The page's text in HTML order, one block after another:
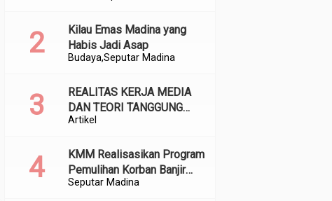
BudayaSeputar Madina
Kilau Emas Madina yang
Habis Jadi Asap
Artikel
REALITAS KERJA MEDIA
DAN TEORI TANGGUNG
JAWAB SOSIAL
Seputar Madina
KMM Realisasikan Program
Pemulihan Korban Banjir
dan Longsor di Kabupaten